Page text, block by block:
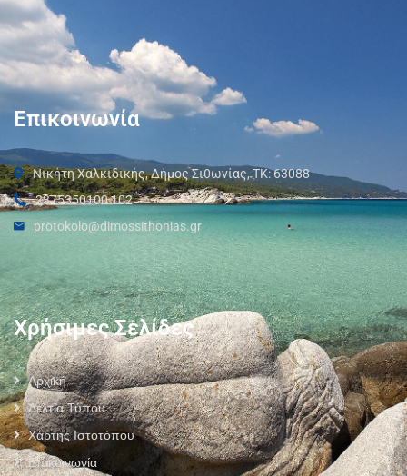
Επικοινωνία
Νικήτη Χαλκιδικής, Δήμος Σιθωνίας, ΤΚ: 63088
2375350100 102
protokolo@dimossithonias.gr
Χρήσιμες Σελίδες
Αρχική
Δελτία Τύπου
Χάρτης Ιστοτόπου
Επικοινωνία